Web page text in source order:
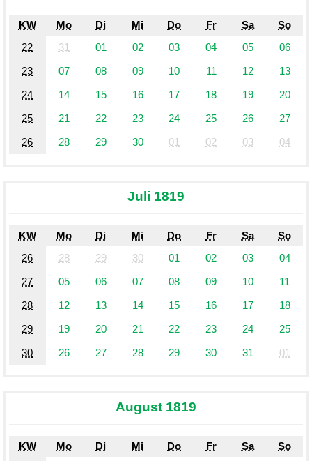
KW Mo Di Mi Do Fr Sa
So
22
31 01 02 03 04 05
06
23
07 08 09 10 11 12
13
24
14 15 16 17 18 19
20
25
21 22 23 24 25 26
27
26
28 29 30 01 02 03 04
Juli 1819
KW Mo Di Mi Do Fr Sa
So
26
28 29 30 01 02 03
04
27
05 06 07 08 09 10
11
28
12 13 14 15 16 17
18
29
19 20 21 22 23 24
25
30
26 27 28 29 30 31 01
August 1819
KW Mo Di Mi Do Fr Sa
So